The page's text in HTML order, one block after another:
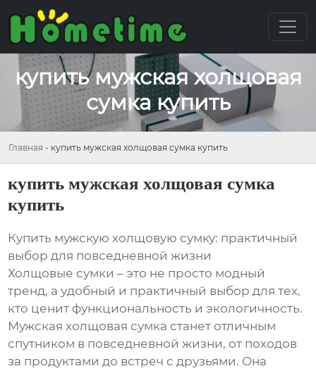
купить мужская холщовая
сумка купить
Главная - купить мужская холщовая сумка купить
купить мужская холщовая сумка
купить
Купить мужскую холщовую сумку: практичный
выбор для повседневной жизни
Холщовые сумки – это не просто модный
тренд, а удобный и практичный выбор для тех,
кто ценит функциональность и экологичность.
Мужская холщовая сумка станет отличным
спутником в повседневной жизни, от походов
за продуктами до встреч с друзьями. Она